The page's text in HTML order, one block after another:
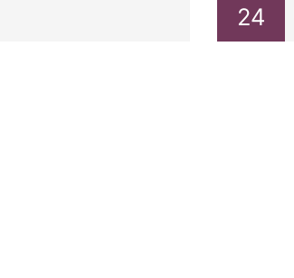
24